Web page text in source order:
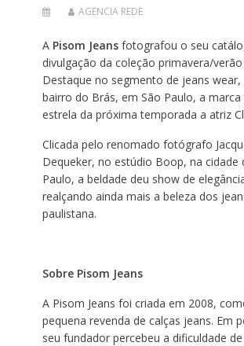
AGENCIA REDE
A Pisom Jeansfotografou o seu
divulgação da coleção primavera/verão
Destaque no segmento de jeans
bairro do Brás, em São Paulo, a
estrela da próxima temporada a atriz
Clicada pelo renomado fotógrafo
Dequeker, no estúdio Boop, na cidade
Paulo, a beldade deu show de
realçando ainda mais a beleza dos
paulistana.
Sobre Pisom Jeans
A Pisom Jeans foi criada em 2008,
pequena revenda de calças jeans. Em
seu fundador percebeu a dificuldade